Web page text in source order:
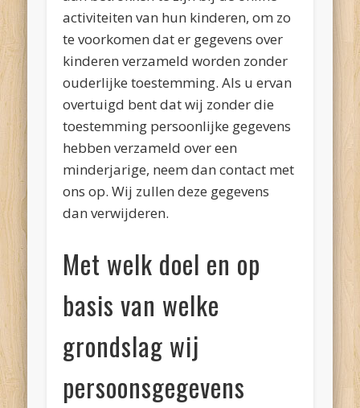
activiteiten van hun kinderen, om zo
te voorkomen dat er gegevens over
kinderen verzameld worden zonder
ouderlijke toestemming. Als u ervan
overtuigd bent dat wij zonder die
toestemming persoonlijke gegevens
hebben verzameld over een
minderjarige, neem dan contact met
ons op. Wij zullen deze gegevens
dan verwijderen.
Met welk doel en op
basis van welke
grondslag wij
persoonsgegevens